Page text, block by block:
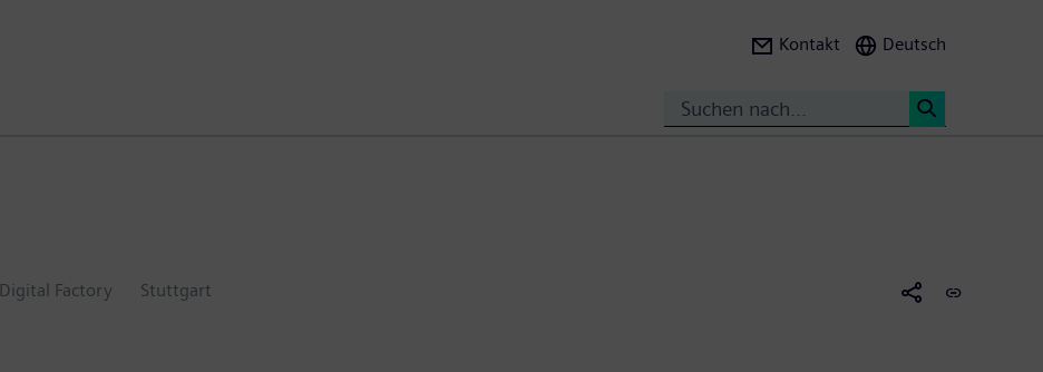
Kontakt Deutsch
Digital Factory Stuttgart